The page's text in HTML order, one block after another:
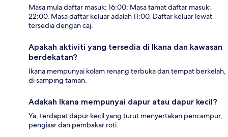
Masa mula daftar masuk: 16:00; Masa tamat daftar masuk:
22:00. Masa daftar keluar adalah 11:00. Daftar keluar lewat
tersedia dengan caj.
Apakah aktiviti yang tersedia di Ikana dan kawasan
berdekatan?
Ikana mempunyai kolam renang terbuka dan tempat berkelah,
di samping taman.
Adakah Ikana mempunyai dapur atau dapur kecil?
Ya, terdapat dapur kecil yang turut menyertakan pencampur,
pengisar dan pembakar roti.